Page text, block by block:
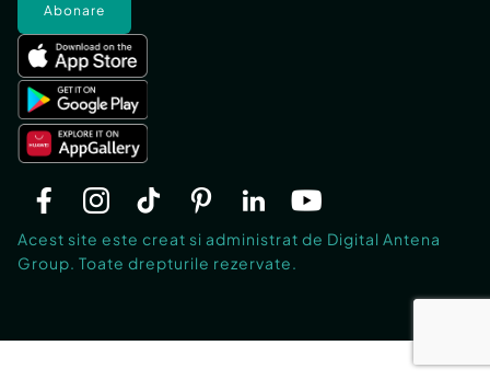
Abonare
Acest site este creat si administrat de Digital Antena
Group. Toate drepturile rezervate.